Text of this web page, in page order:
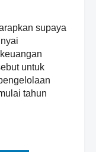
supaya
untuk
tahun